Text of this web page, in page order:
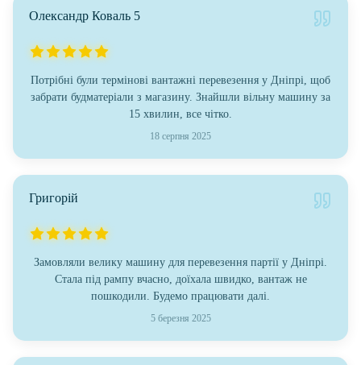
Олександр Коваль 5
Потрібні були термінові вантажні перевезення у Дніпрі, щоб
забрати будматеріали з магазину. Знайшли вільну машину за
15 хвилин, все чітко.
18 серпня 2025
Григорій
Замовляли велику машину для перевезення партії у Дніпрі.
Стала під рампу вчасно, доїхала швидко, вантаж не
пошкодили. Будемо працювати далі.
5 березня 2025